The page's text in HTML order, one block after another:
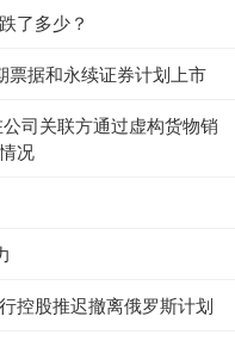
了多少？
票据和永续证券计划上市
司关联方通过虚构货物销
况
控股推迟撤离俄罗斯计划